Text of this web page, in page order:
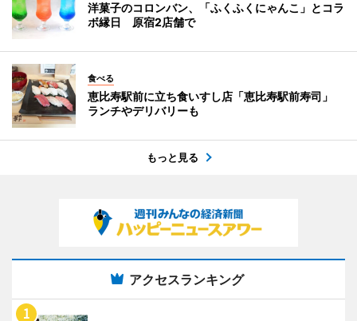
洋菓子のコロンバン、「ふくふくにゃんこ」とコラ
ボ縁日 原宿2店舗で
食べる
恵比寿駅前に立ち食いすし店「恵比寿駅前寿司」
ランチやデリバリーも
もっと見る
アクセスランキング